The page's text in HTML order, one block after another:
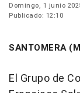
Domingo, 1 junio
Publicado: 12:10
SANTOMERA
El Grupo de